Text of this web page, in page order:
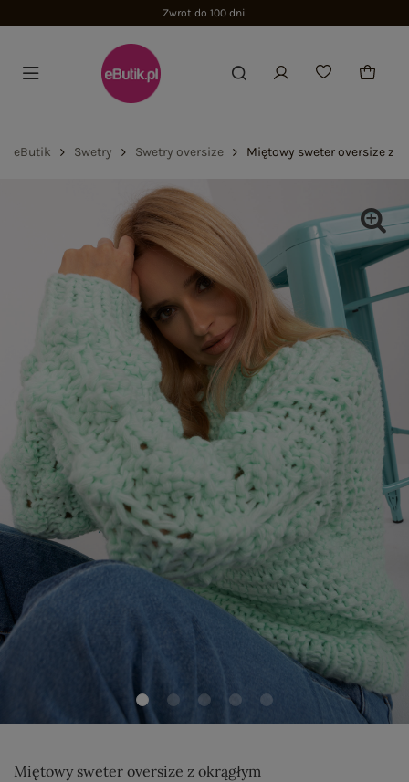
Zwrot do 100 dni
eButik Swetry Swetry oversize Miętowy sweter oversize z
Miętowy sweter oversize z okrągłym